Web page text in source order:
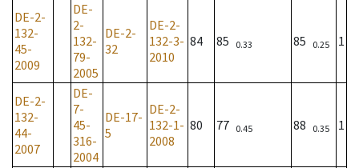
DE-2-
132-
45-
2009
DE-
2-
132-
79-
2005
DE-2-
32
DE-2-
132-3-
2010
84 85 0.33 85 0.25 1
DE-2-
132-
44-
2007
DE-
7-
45-
316-
2004
DE-17-
5
DE-2-
132-1-
2008
80 77 0.45 88 0.35 1